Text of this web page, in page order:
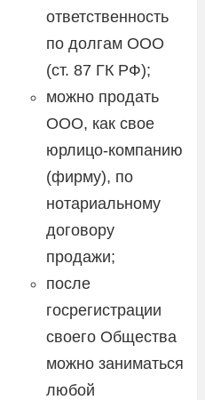
ответственность
по долгам ООО
(ст. 87 ГК РФ);
можно продать
ООО, как свое
юрлицо-компанию
(фирму), по
нотариальному
договору
продажи;
после
госрегистрации
своего Общества
можно заниматься
любой